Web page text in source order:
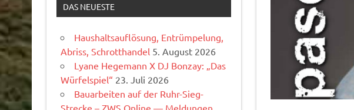
DAS NEUESTE
Haushaltsauflösung, Entrümpelung,
Abriss, Schrotthandel 5. August 2026
Lyane Hegemann X DJ Bonzay: „Das
Würfelspiel“ 23. Juli 2026
Bauarbeiten auf der Ruhr-Sieg-